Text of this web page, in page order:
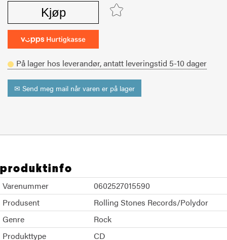
Kjøp
På lager hos leverandør,antatt leveringstid 5-10 dager
✉ Send meg mail når varen er på lager
produktinfo
Varenummer
0602527015590
Produsent
Rolling Stones Records/Polydor
Genre
Rock
Produkttype
CD